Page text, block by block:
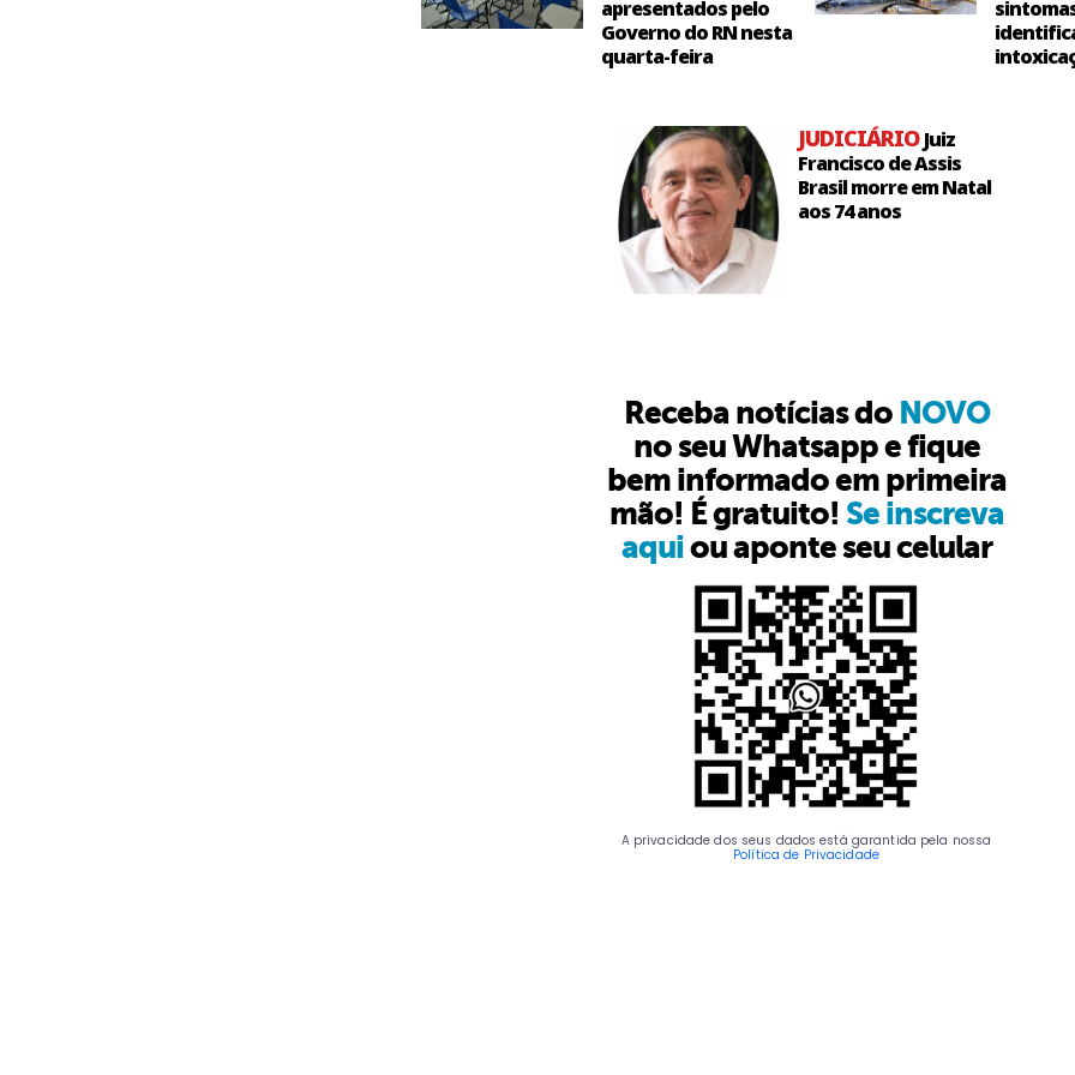
apresentados pelo
Governo do RN nesta
quarta-feira
JUDICIÁRIOJuiz
Francisco de Assis
Brasil morre em Natal
aos 74 anos
Receba notícias do NOVO
no seu Whatsapp e fique
bem informado em primeira
mão! É gratuito! Se inscreva
aquiou aponte seu celular
A privacidade dos seus dados está garantida pela nossa
Política de Privacidade